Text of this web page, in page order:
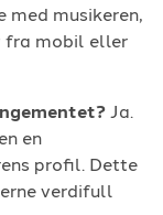
med musikeren,
fra mobil eller
Ja.
en
profil. Dette
verdifull